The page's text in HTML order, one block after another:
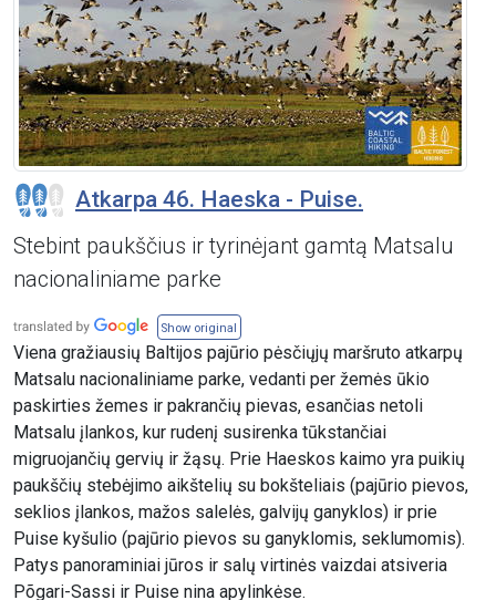
Atkarpa 46. Haeska - Puise.
Stebint paukščius ir tyrinėjant gamtą Matsalu
nacionaliniame parke
Show original
Viena gražiausių Baltijos pajūrio pėsčiųjų maršruto atkarpų
Matsalu nacionaliniame parke, vedanti per žemės ūkio
paskirties žemes ir pakrančių pievas, esančias netoli
Matsalu įlankos, kur rudenį susirenka tūkstančiai
migruojančių gervių ir žąsų. Prie Haeskos kaimo yra puikių
paukščių stebėjimo aikštelių su bokšteliais (pajūrio pievos,
seklios įlankos, mažos salelės, galvijų ganyklos) ir prie
Puise kyšulio (pajūrio pievos su ganyklomis, seklumomis).
Patys panoraminiai jūros ir salų virtinės vaizdai atsiveria
Põgari-Sassi ir Puise nina apylinkėse.